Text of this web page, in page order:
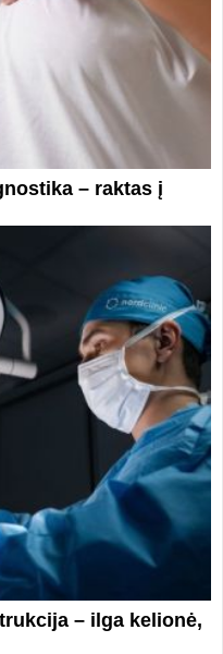
– raktas į
– ilga kelionė,